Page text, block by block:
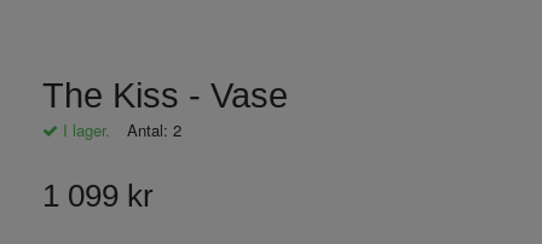
The Kiss - Vase
I lager. Antal: 2
1 099 kr